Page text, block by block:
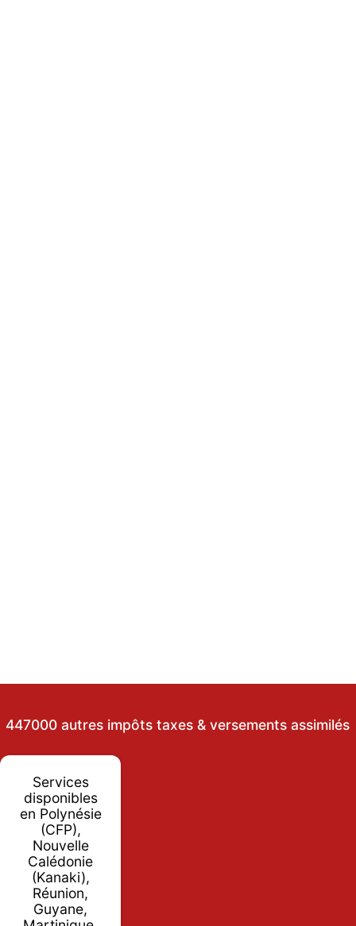
447000 autres impôts taxes & versements assimilés
Services
disponibles
en Polynésie
(CFP),
Nouvelle
Calédonie
(Kanaki),
Réunion,
Guyane,